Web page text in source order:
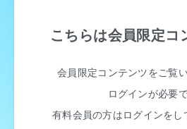
こちらは会員限定コ
会員限定コンテンツをご覧
ログインが必要で
有料会員の方はログインをし